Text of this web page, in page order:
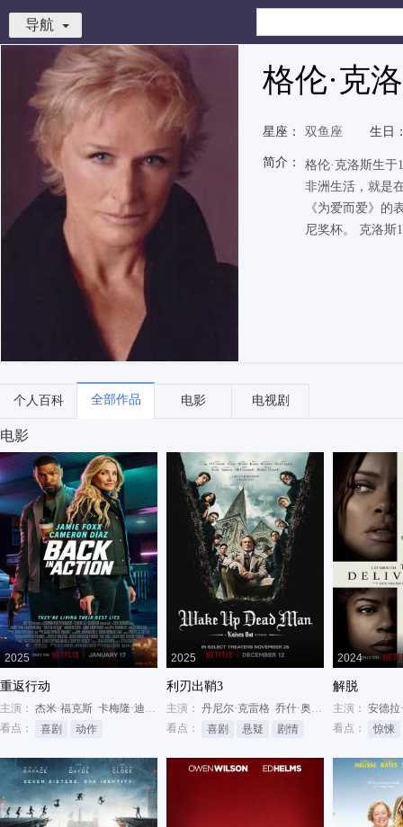
导航
格伦·克
星座： 双鱼座 生日
简介：
格伦·克洛斯生
非洲生活，就是
《为爱而爱》的
尼奖杯。 克洛斯
个人百科 全部作品 电影 电视剧
电影
2025
重返行动
主演： 杰米·福克斯 卡梅隆·迪亚兹
麦肯纳·罗伯茨
看点：
喜剧 动作
2025
利刃出鞘3
主演： 丹尼尔·克雷格 乔什·奥康纳
格伦·克洛斯
看点：
喜剧 悬疑 剧情
2024
解脱
主演： 安德拉
看点：
惊悚